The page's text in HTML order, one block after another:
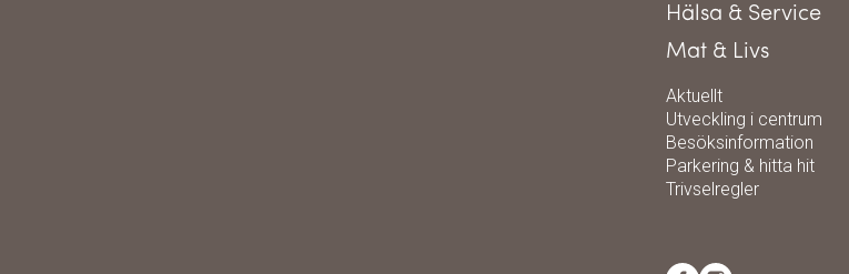
Hälsa & Service
Mat & Livs
Aktuellt
Utveckling i centrum
Besöksinformation
Parkering & hitta hit
Trivselregler